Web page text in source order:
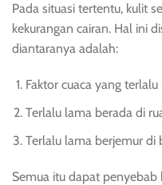
Pada situasi tertentu, kulit
kekurangan cairan. Hal ini
diantaranya adalah:
Faktor cuaca yang
Terlalu lama berada di
Terlalu lama berjemur di
Semua itu dapat